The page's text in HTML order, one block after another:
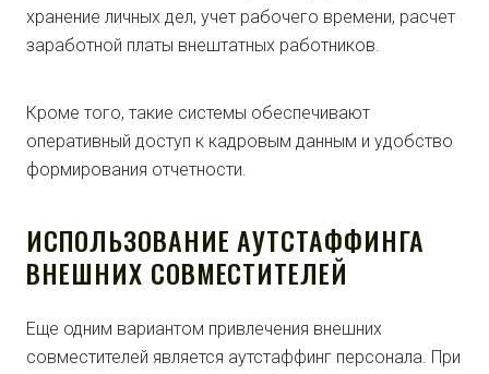
хранение личных дел, учет рабочего времени, расчет
заработной платы внештатных работников.
Кроме того, такие системы обеспечивают
оперативный доступ к кадровым данным и удобство
формирования отчетности.
ИСПОЛЬЗОВАНИЕ АУТСТАФФИНГА
ВНЕШНИХ СОВМЕСТИТЕЛЕЙ
Еще одним вариантом привлечения внешних
совместителей является аутстаффинг персонала. При